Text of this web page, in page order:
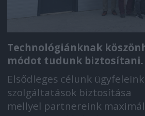
Technológiánknak
módot tudunk biztosítani.
Elsődleges célunk
szolgáltatások biztosítása
mellyel partnereink